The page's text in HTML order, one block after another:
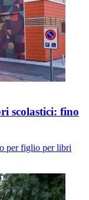
scolastici: fino
per figlio per libri